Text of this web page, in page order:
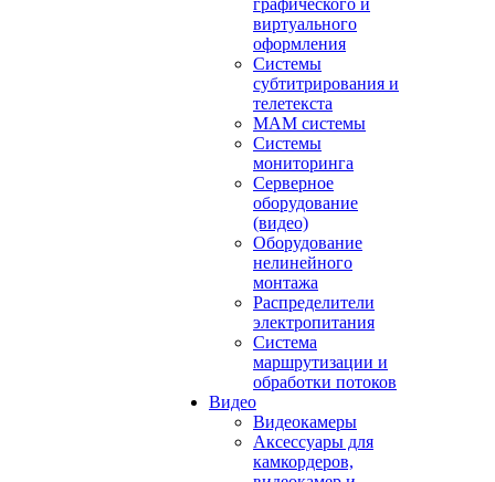
графического и
виртуального
оформления
Системы
субтитрирования и
телетекста
MAM системы
Системы
мониторинга
Серверное
оборудование
(видео)
Оборудование
нелинейного
монтажа
Распределители
электропитания
Система
маршрутизации и
обработки потоков
Видео
Видеокамеры
Аксессуары для
камкордеров,